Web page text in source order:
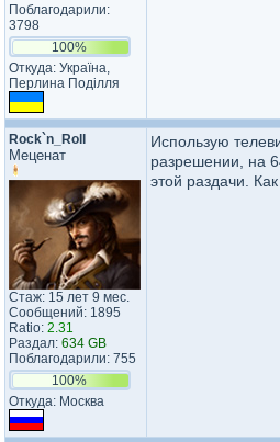
Поблагодарили:
3798
100%
Откуда: Україна,
Перлина Поділля
Rock`n_Roll
Меценат
Стаж: 15 лет 9 мес.
Сообщений: 1895
Ratio: 2.31
Раздал: 634 GB
Поблагодарили: 755
100%
Откуда: Москва
Использую
разрешении, на
этой раздачи.